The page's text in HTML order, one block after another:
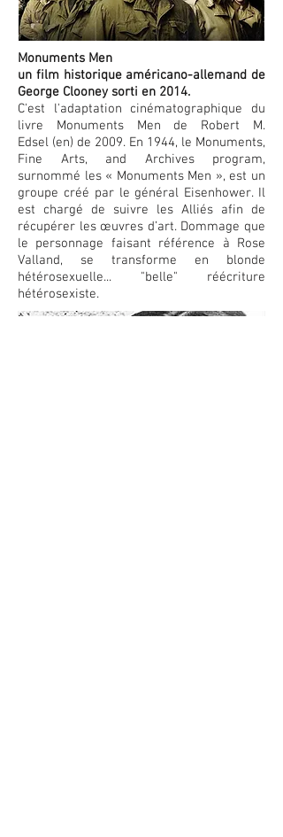
Monuments Men
un film historique américano-allemand de
George Clooney sorti en 2014.
C'est l'adaptation cinématographique du
livre Monuments Men de Robert M.
Edsel (en) de 2009. En 1944, le Monuments,
Fine Arts, and Archives program,
surnommé les « Monuments Men », est un
groupe créé par le général Eisenhower. Il
est chargé de suivre les Alliés afin de
récupérer les œuvres d’art. Dommage que
le personnage faisant référence à Rose
Valland, se transforme en blonde
hétérosexuelle... "belle" réécriture
hétérosexiste.